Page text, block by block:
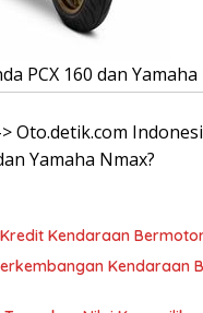
PCX 160 dan
Oto.detik.com
Yamaha Nmax?
Kendaraan